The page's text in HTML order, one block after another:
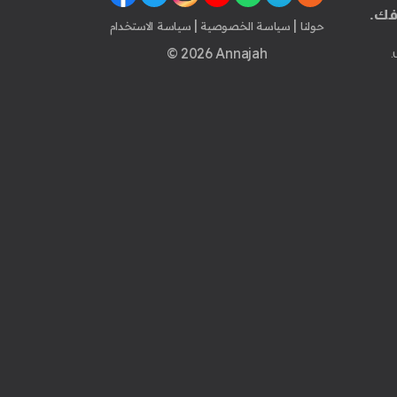
حولنا | سياسة الخصوصية | سياسة الاستخدام
© 2026 Annajah